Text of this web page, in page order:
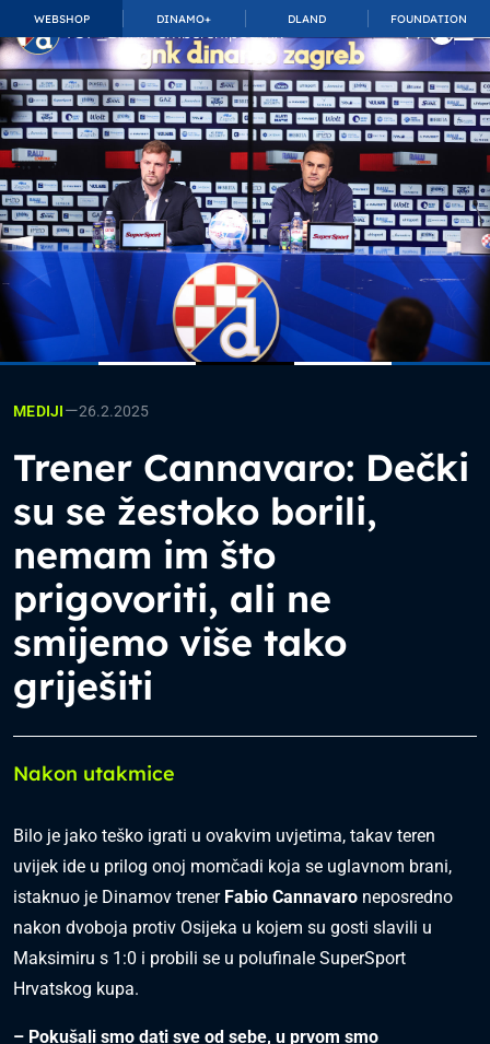
WEBSHOP DINAMO+ DLAND FOUNDATION
TOP_BAR.MembershipSuffix
MEDIJI—26.2.2025
Trener Cannavaro: Dečki
su se žestoko borili,
nemam im što
prigovoriti, ali ne
smijemo više tako
griješiti
Nakon utakmice
Bilo je jako teško igrati u ovakvim uvjetima, takav teren
uvijek ide u prilog onoj momčadi koja se uglavnom brani,
istaknuo je Dinamov trener Fabio Cannavaro neposredno
nakon dvoboja protiv Osijeka u kojem su gosti slavili u
Maksimiru s 1:0 i probili se u polufinale SuperSport
Hrvatskog kupa.
– Pokušali smo dati sve od sebe, u prvom smo